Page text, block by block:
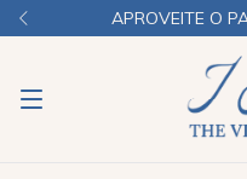
APROVEITE O